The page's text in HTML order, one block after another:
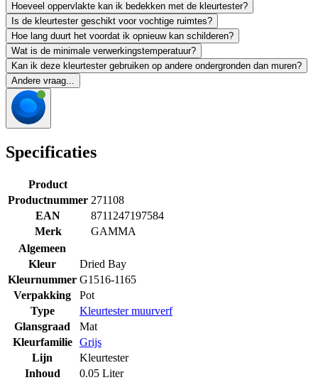
Hoeveel oppervlakte kan ik bedekken met de kleurtester?
Is de kleurtester geschikt voor vochtige ruimtes?
Hoe lang duurt het voordat ik opnieuw kan schilderen?
Wat is de minimale verwerkingstemperatuur?
Kan ik deze kleurtester gebruiken op andere ondergronden dan muren?
Andere vraag...
Specificaties
Product
Productnummer 271108
EAN
8711247197584
Merk
GAMMA
Algemeen
Kleur
Dried Bay
Kleurnummer G1516-1165
Verpakking
Pot
Type
Kleurtester muurverf
Glansgraad
Mat
Kleurfamilie
Grijs
Lijn
Kleurtester
Inhoud
0.05 Liter